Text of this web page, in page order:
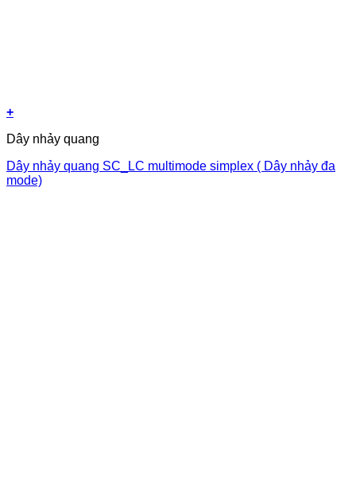
+
Dây nhảy quang
Dây nhảy quang SC_LC multimode simplex ( Dây nhảy đa
mode)